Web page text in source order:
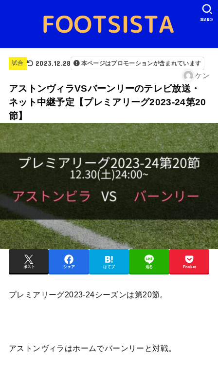
SEARCH
試合 2023.12.28 本ページはプロモーションが含まれています
ケン
アストンヴィラVSバーンリーのテレビ放送・
ネット中継予定【プレミアリーグ2023-24第20
節】
ポスト シェア はてブ 送る Pocket
プレミアリーグ2023-24シーズンは第20節。
アストンヴィラはホームでバーンリーと対戦。